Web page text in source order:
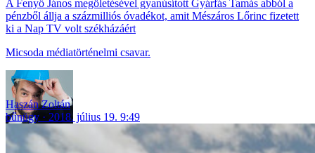
A Fenyő János megöletésével gyanúsított Gyárfás Tamás abból a
pénzből állja a százmilliós óvadékot, amit Mészáros Lőrinc fizetett
ki a Nap TV volt székházáért
Micsoda médiatörténelmi csavar.
Haszán Zoltán
bűnügy
2018. július 19. 9:49